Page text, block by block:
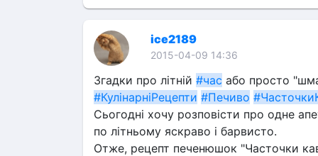
ice2189
2015-04-09 14:36
Згадки про літній #час або просто
#КулінарніРецепти #Печиво
Сьогодні хочу розповісти про одне
по літньому яскраво і барвисто.
Отже, рецепт печенюшок "Часточки